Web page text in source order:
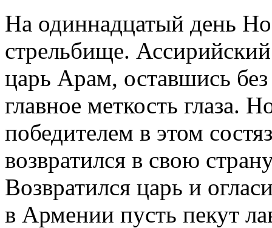
На одиннадцатый день
стрельбище.
царь Арам, оставшись
главное меткость глаза.
победителем в этом
возвратился в свою
Возвратился царь и
в Армении пусть пекут